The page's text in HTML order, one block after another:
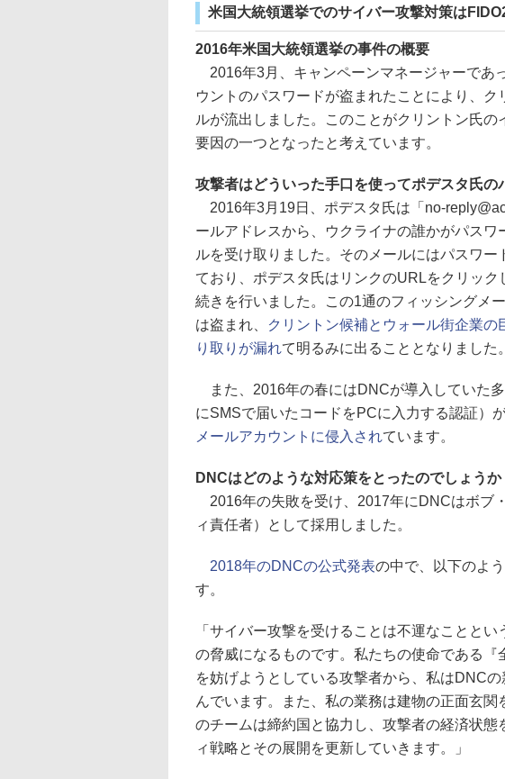
米国大統領選挙でのサイバー攻撃対策は
2016年米国大統領選挙の事件の概要
2016年3月、キャンペーンマネージャーであ
ウントのパスワードが盗まれたことにより、
ルが流出しました。このことがクリントン氏
要因の一つとなったと考えています。
攻撃者はどういった手口を使ってポデスタ氏
2016年3月19日、ポデスタ氏は「no-
ールアドレスから、ウクライナの誰かがパス
ルを受け取りました。そのメールにはパスワ
ており、ポデスタ氏はリンクのURLをクリッ
続きを行いました。この1通のフィッシングメ
は盗まれ、
クリントン候補とウォール街企業
り取りが漏れて明るみに出ることとなりました。
また、2016年の春にはDNCが導入していた
にSMSで届いたコードをPCに入力する認証）が
メールアカウントに侵入されています。
DNCはどのような対応策をとったのでしょうか
2016年の失敗を受け、2017年にDNCはボブ
ィ責任者）として採用しました。
2018年のDNCの公式発表の中で、以下のよ
す。
「サイバー攻撃を受けることは不運なことと
の脅威になるものです。私たちの使命である『
を妨げようとしている攻撃者から、私はDNC
んでいます。また、私の業務は建物の正面玄
のチームは締約国と協力し、攻撃者の経済状
ィ戦略とその展開を更新していきます。」